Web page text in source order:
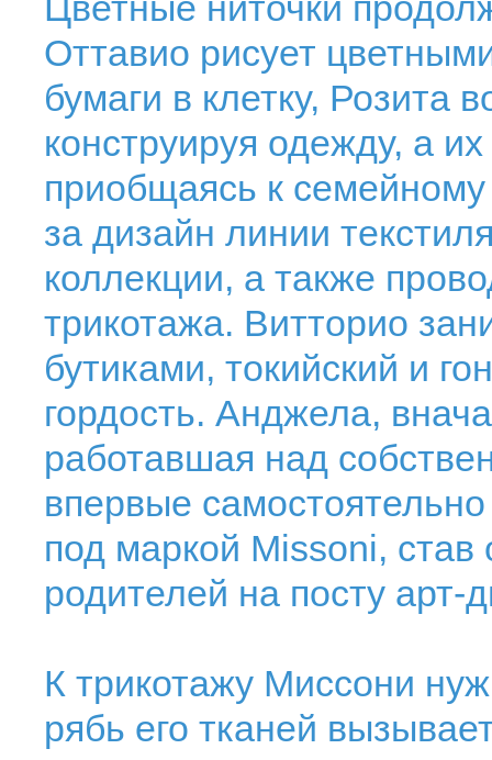
Оттавио рисует
бумаги в клетку, Розита
конструируя одежду, а
приобщаясь к семейному
за дизайн линии
коллекции, а также
трикотажа. Витторио
бутиками, токийский и
гордость. Анджела,
работавшая над
впервые
под маркой Missoni,
родителей на посту арт-
К трикотажу Миссони
рябь его тканей